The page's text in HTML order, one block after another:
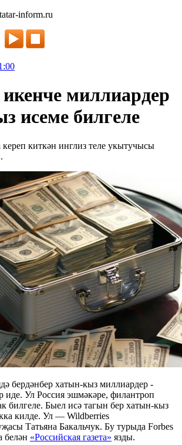
inform.ru
икенче миллиардер
исеме билгеле
кереп киткән инглиз теле укытучысы
бердәнбер хатын-кыз миллиардер -
иде. Ул Россия эшмәкәре, филантроп
билгеле. Быел исә тагын бер хатын-кыз
килде. Ул — Wildberries
Татьяна Бакальчук. Бу турыда Forbes
белән «Российская газета» язды.